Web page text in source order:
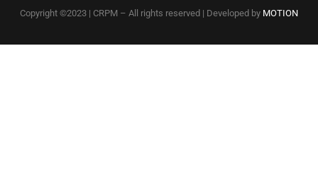
Copyright ©2023 | CRPM – All rights reserved | Developed by MOTION